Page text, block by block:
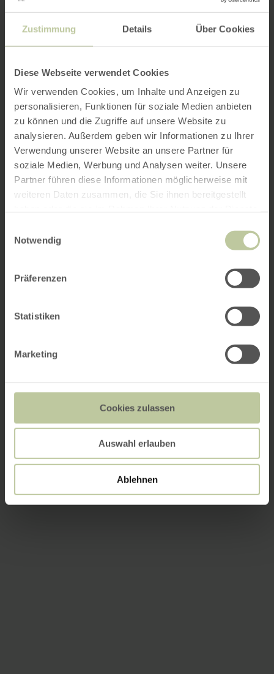
Zustimmung Details Über Cookies
Diese Webseite verwendet Cookies
Wir verwenden Cookies, um Inhalte und Anzeigen zu
personalisieren, Funktionen für soziale Medien anbieten
zu können und die Zugriffe auf unsere Website zu
analysieren. Außerdem geben wir Informationen zu Ihrer
Verwendung unserer Website an unsere Partner für
soziale Medien, Werbung und Analysen weiter. Unsere
Partner führen diese Informationen möglicherweise mit
weiteren Daten zusammen, die Sie ihnen bereitgestellt
Notwendig
Präferenzen
Statistiken
Marketing
Cookies zulassen
Auswahl erlauben
Ablehnen